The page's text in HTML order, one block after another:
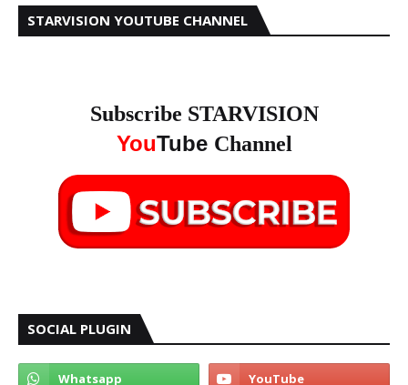
STARVISION YOUTUBE CHANNEL
Subscribe STARVISION
YouTube Channel
SOCIAL PLUGIN